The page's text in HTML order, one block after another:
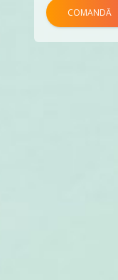
COMANDĂ